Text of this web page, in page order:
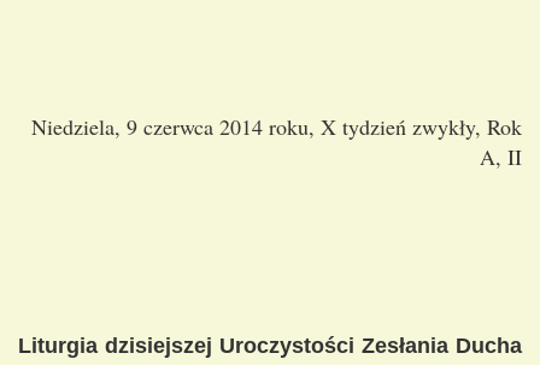
Niedziela, 9 czerwca 2014 roku, X tydzień zwykły, Rok
A, II
Liturgia dzisiejszej Uroczystości Zesłania Ducha